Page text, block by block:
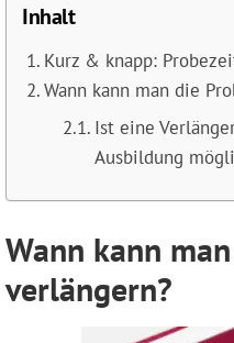
Inhalt
Kurz & knapp:
Wann kann man die
Ist eine
Ausbildung
Wann kann
verlängern?